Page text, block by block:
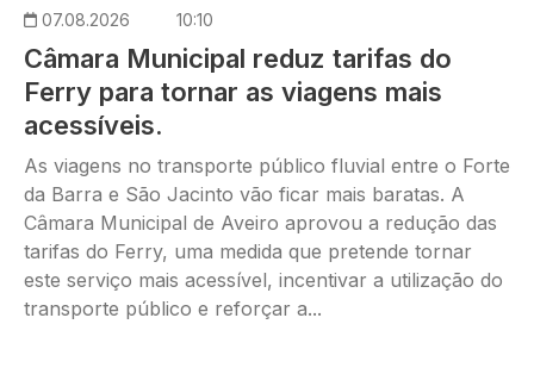
07.08.2026 10:10
Câmara Municipal reduz tarifas do
Ferry para tornar as viagens mais
acessíveis.
As viagens no transporte público fluvial entre o Forte
da Barra e São Jacinto vão ficar mais baratas. A
Câmara Municipal de Aveiro aprovou a redução das
tarifas do Ferry, uma medida que pretende tornar
este serviço mais acessível, incentivar a utilização do
transporte público e reforçar a...